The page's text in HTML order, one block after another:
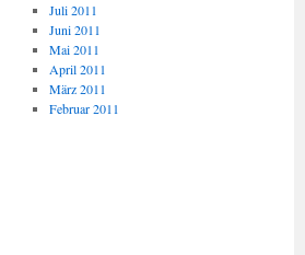
Juli 2011
Juni 2011
Mai 2011
April 2011
März 2011
Februar 2011